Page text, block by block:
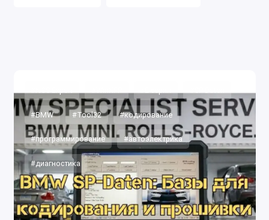
#BMW #Tool32 #кодирование
#программирование #автоэлектрика
#диагностика